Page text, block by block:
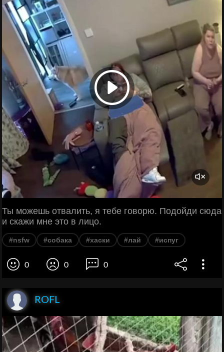
Ты можешь отвалить, я тебе говорю. Подойди сюда
и скажи мне это в лицо.
#nsfw #собака #хаски #лай #испуг
0 0 0
ROFL